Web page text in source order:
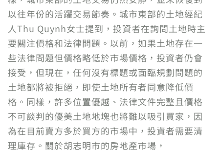
以往年份的活躍交易節奏。城市東部的土地經紀
人Thu Quynh女士提到，投資者在詢問土地時主
要關注價格和法律問題。以前，如果土地存在一
些法律問題但價格略低於市場價格，投資者仍會
接受，但現在，任何沒有標題或面臨規劃問題的
土地都將被拒絕，即使土地所有者同意降低價
格。同樣，許多位置優越、法律文件完整且價格
不可談判的優美土地地塊也將難以吸引買家，因
為在目前賣方多於買方的市場中，投資者需要清
理庫存。關於胡志明市的房地產市場，